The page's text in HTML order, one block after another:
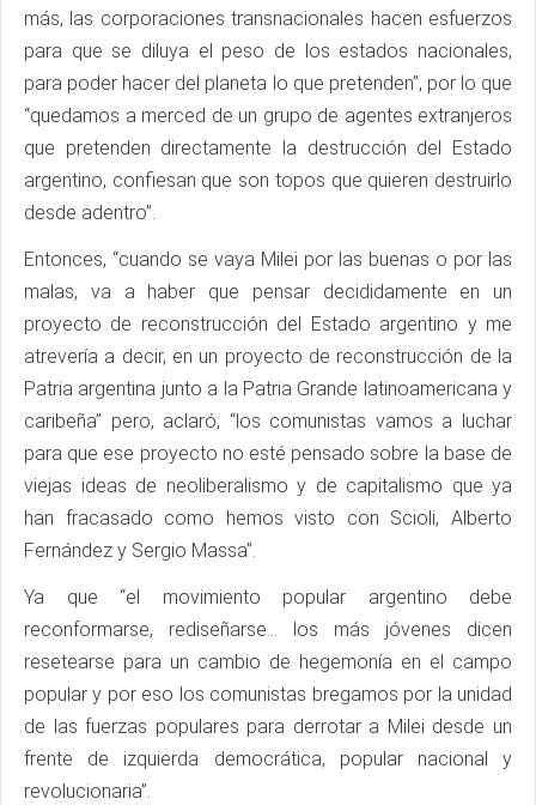
más, las corporaciones transnacionales hacen esfuerzos
para que se diluya el peso de los estados nacionales,
para poder hacer del planeta lo que pretenden”, por lo que
“quedamos a merced de un grupo de agentes extranjeros
que pretenden directamente la destrucción del Estado
argentino, confiesan que son topos que quieren destruirlo
desde adentro”.
Entonces, “cuando se vaya Milei por las buenas o por las
malas, va a haber que pensar decididamente en un
proyecto de reconstrucción del Estado argentino y me
atrevería a decir, en un proyecto de reconstrucción de la
Patria argentina junto a la Patria Grande latinoamericana y
caribeña” pero, aclaró, “los comunistas vamos a luchar
para que ese proyecto no esté pensado sobre la base de
viejas ideas de neoliberalismo y de capitalismo que ya
han fracasado como hemos visto con Scioli, Alberto
Fernández y Sergio Massa”.
Ya que “el movimiento popular argentino debe
reconformarse, rediseñarse… los más jóvenes dicen
resetearse para un cambio de hegemonía en el campo
popular y por eso los comunistas bregamos por la unidad
de las fuerzas populares para derrotar a Milei desde un
frente de izquierda democrática, popular nacional y
revolucionaria”.